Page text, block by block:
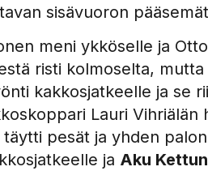
sisävuoron
meni ykköselle ja
risti kolmoselta, mutta
kakkosjatkeelle ja se
Lauri
pesät ja yhden
ja Aku